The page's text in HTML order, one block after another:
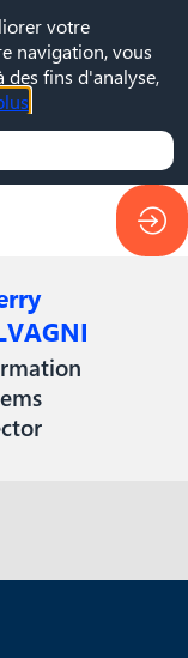
votre
navigation, vous
des fins d'analyse,